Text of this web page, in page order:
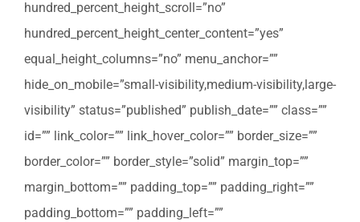
hundred_percent_height_scroll=”no”
hundred_percent_height_center_content=”yes”
equal_height_columns=”no” menu_anchor=””
hide_on_mobile=”small-visibility,medium-visibility,large-
visibility” status=”published” publish_date=”” class=””
id=”” link_color=”” link_hover_color=”” border_size=””
border_color=”” border_style=”solid” margin_top=””
margin_bottom=”” padding_top=”” padding_right=””
padding_bottom=”” padding_left=””